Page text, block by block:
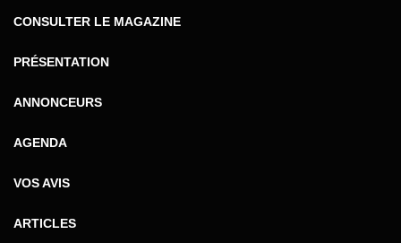
CONSULTER LE MAGAZINE
PRÉSENTATION
ANNONCEURS
AGENDA
VOS AVIS
ARTICLES